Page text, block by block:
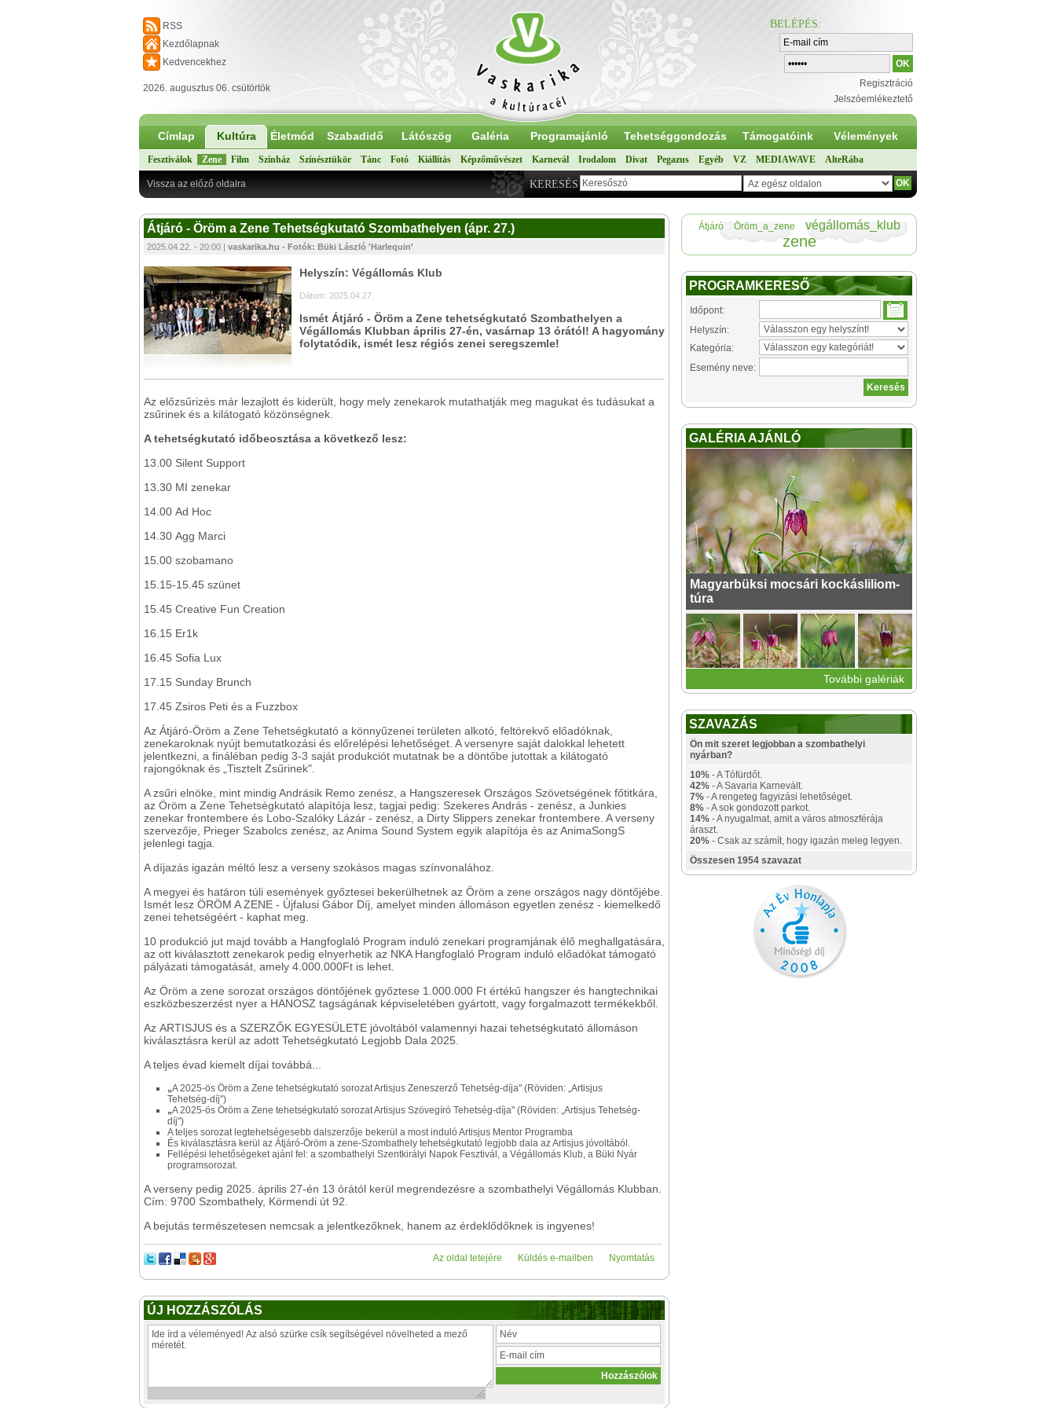
RSS
Kezdőlapnak
Kedvencekhez
2026. augusztus 06. csütörtök
BELÉPÉS:
Regisztráció
Jelszóemlékeztető
Címlap Kultúra Életmód Szabadidő Látószög Galéria Programajánló Tehetséggondozás Támogatóink Vélemények
Fesztiválok Zene Film Színház Színésztükör Tánc Fotó Kiállítás Képzőművészet Karnevál Irodalom Divat Pegazus Egyéb VZ MEDIAWAVE AlteRába
KERESÉS
Vissza az előző oldalra
Átjáró - Öröm a Zene Tehetségkutató Szombathelyen (ápr. 27.)
2025.04.22. - 20:00 | vaskarika.hu - Fotók: Büki László 'Harlequin'
Helyszín: Végállomás Klub
Dátum: 2025.04.27.
Ismét Átjáró - Öröm a Zene tehetségkutató Szombathelyen a
Végállomás Klubban április 27-én, vasárnap 13 órától! A hagyomány
folytatódik, ismét lesz régiós zenei seregszemle!
Az előzsűrizés már lezajlott és kiderült, hogy mely zenekarok mutathatják meg magukat és tudásukat a
zsűrinek és a kilátogató közönségnek.
A tehetségkutató időbeosztása a következő lesz:
13.00 Silent Support
13.30 MI zenekar
14.00 Ad Hoc
14.30 Agg Marci
15.00 szobamano
15.15-15.45 szünet
15.45 Creative Fun Creation
16.15 Er1k
16.45 Sofia Lux
17.15 Sunday Brunch
17.45 Zsiros Peti és a Fuzzbox
Az Átjáró-Öröm a Zene Tehetségkutató a könnyűzenei területen alkotó, feltörekvő előadóknak,
zenekaroknak nyújt bemutatkozási és előrelépési lehetőséget. A versenyre saját dalokkal lehetett
jelentkezni, a fináléban pedig 3-3 saját produkciót mutatnak be a döntőbe jutottak a kilátogató
rajongóknak és „Tisztelt Zsűrinek".
A zsűri elnöke, mint mindig Andrásik Remo zenész, a Hangszeresek Országos Szövetségének főtitkára,
az Öröm a Zene Tehetségkutató alapítója lesz, tagjai pedig: Szekeres András - zenész, a Junkies
zenekar frontembere és Lobo-Szalóky Lázár - zenész, a Dirty Slippers zenekar frontembere. A verseny
szervezője, Prieger Szabolcs zenész, az Anima Sound System egyik alapítója és az AnimaSongS
jelenlegi tagja.
A díjazás igazán méltó lesz a verseny szokásos magas színvonalához.
A megyei és határon túli események győztesei bekerülhetnek az Öröm a zene országos nagy döntőjébe.
Ismét lesz ÖRÖM A ZENE - Újfalusi Gábor Díj, amelyet minden állomáson egyetlen zenész - kiemelkedő
zenei tehetségéért - kaphat meg.
10 produkció jut majd tovább a Hangfoglaló Program induló zenekari programjának élő meghallgatására,
az ott kiválasztott zenekarok pedig elnyerhetik az NKA Hangfoglaló Program induló előadókat támogató
pályázati támogatását, amely 4.000.000Ft is lehet.
Az Öröm a zene sorozat országos döntőjének győztese 1.000.000 Ft értékű hangszer és hangtechnikai
eszközbeszerzést nyer a HANOSZ tagságának képviseletében gyártott, vagy forgalmazott termékekből.
Az ARTISJUS és a SZERZŐK EGYESÜLETE jóvoltából valamennyi hazai tehetségkutató állomáson
kiválasztásra kerül az adott Tehetségkutató Legjobb Dala 2025.
A teljes évad kiemelt díjai továbbá...
„A 2025-ös Öröm a Zene tehetségkutató sorozat Artisjus Zeneszerző Tehetség-díja" (Röviden: „Artisjus
Tehetség-díj")
„A 2025-ös Öröm a Zene tehetségkutató sorozat Artisjus Szövegíró Tehetség-díja" (Röviden: „Artisjus Tehetség-
díj")
A teljes sorozat legtehetségesebb dalszerzője bekerül a most induló Artisjus Mentor Programba
És kiválasztásra kerül az Átjáró-Öröm a zene-Szombathely tehetségkutató legjobb dala az Artisjus jóvoltából.
Fellépési lehetőségeket ajánl fel: a szombathelyi Szentkirályi Napok Fesztivál, a Végállomás Klub, a Büki Nyár
programsorozat.
A verseny pedig 2025. április 27-én 13 órától kerül megrendezésre a szombathelyi Végállomás Klubban.
Cím: 9700 Szombathely, Körmendi út 92.
A bejutás természetesen nemcsak a jelentkezőknek, hanem az érdeklődőknek is ingyenes!
Nyomtatás
Küldés e-mailben
Az oldal tetejére
ÚJ HOZZÁSZÓLÁS
Átjáró Öröm_a_zene végállomás_klub
zene
PROGRAMKERESŐ
Időpont:
Helyszín:
Kategória:
Esemény neve:
GALÉRIA AJÁNLÓ
Magyarbüksi mocsári kockásliliom-
túra
További galériák
SZAVAZÁS
Ön mit szeret legjobban a szombathelyi
nyárban?
10% - A Tófürdőt.
42% - A Savaria Karnevált.
7% - A rengeteg fagyizási lehetőséget.
8% - A sok gondozott parkot.
14% - A nyugalmat, amit a város atmoszférája
áraszt.
20% - Csak az számít, hogy igazán meleg legyen.
Összesen 1954 szavazat